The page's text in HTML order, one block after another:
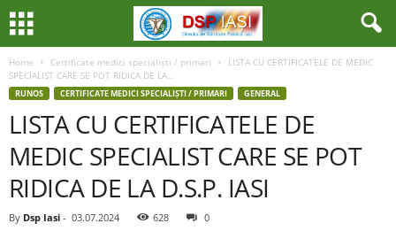
Home Certificate medici specialiști / primari
LISTA CU CERTIFICATELE DE MEDIC
SPECIALIST CARE SE POT RIDICA DE LA...
RUNOS CERTIFICATE MEDICI SPECIALIȘTI / PRIMARI GENERAL
LISTA CU CERTIFICATELE DE
MEDIC SPECIALIST CARE SE POT
RIDICA DE LA D.S.P. IASI
By Dsp Iasi - 03.07.2024 628 0